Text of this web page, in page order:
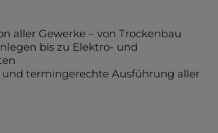
aller Gewerke – von Trockenbau
bis zu Elektro- und
und termingerechte Ausführung aller